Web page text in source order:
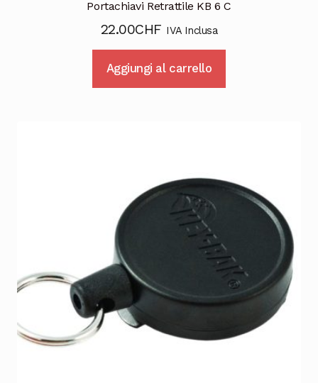
Portachiavi Retrattile KB 6 C
22.00CHF IVA Inclusa
Aggiungi al carrello